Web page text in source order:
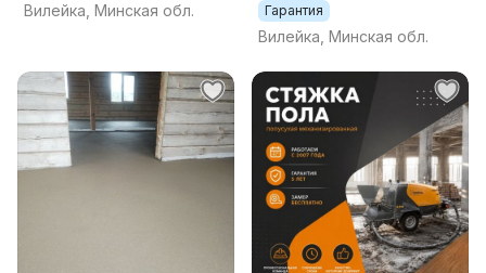
Экскаватор Погрузчик
Вилейка, Минская обл. Гарантия
Вилейка, Минская обл.